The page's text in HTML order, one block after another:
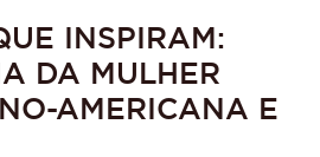
INSPIRAM:
DA MULHER
AMERICANA E